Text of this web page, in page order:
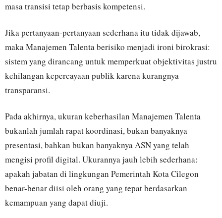
masa transisi tetap berbasis kompetensi.
Jika pertanyaan-pertanyaan sederhana itu tidak dijawab,
maka Manajemen Talenta berisiko menjadi ironi birokrasi:
sistem yang dirancang untuk memperkuat objektivitas justru
kehilangan kepercayaan publik karena kurangnya
transparansi.
Pada akhirnya, ukuran keberhasilan Manajemen Talenta
bukanlah jumlah rapat koordinasi, bukan banyaknya
presentasi, bahkan bukan banyaknya ASN yang telah
mengisi profil digital. Ukurannya jauh lebih sederhana:
apakah jabatan di lingkungan Pemerintah Kota Cilegon
benar-benar diisi oleh orang yang tepat berdasarkan
kemampuan yang dapat diuji.